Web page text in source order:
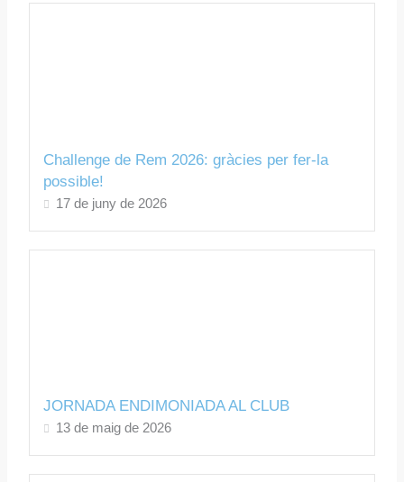
Challenge de Rem 2026: gràcies per fer-la
possible!
17 de juny de 2026
JORNADA ENDIMONIADA AL CLUB
13 de maig de 2026